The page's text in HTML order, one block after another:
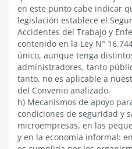
en este punto cabe indicar
legislación establece el
Accidentes del Trabajo y
contenido en la Ley N°
único, aunque tenga
administradores, tanto
tanto, no es aplicable a
del Convenio analizado.
h) Mecanismos de apoyo
condiciones de seguridad y
microempresas, en las
y en la economía informal: